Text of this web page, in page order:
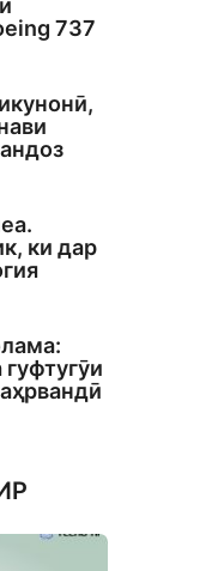
737
ки дар